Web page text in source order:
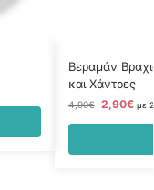
Βεραμάν
και Χάντρες
4,90€ 2,90€ με